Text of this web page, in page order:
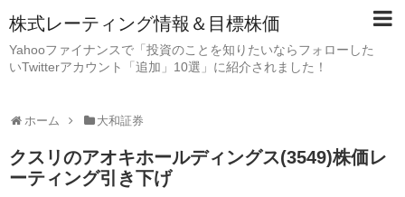
株式レーティング情報＆目標株価
Yahooファイナンスで「投資のことを知りたいならフォローした
いTwitterアカウント「追加」10選」に紹介されました！
ホーム 大和証券
クスリのアオキホールディングス(3549)株価レ
ーティング引き下げ